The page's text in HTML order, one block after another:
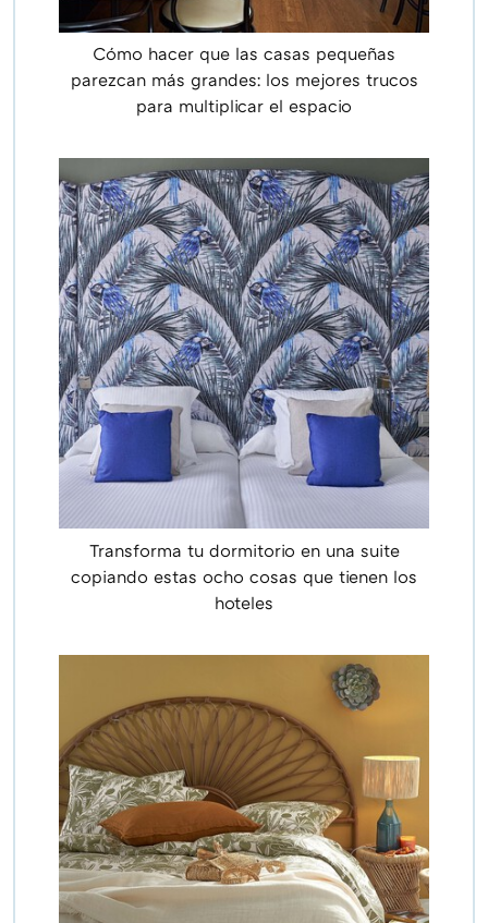
Cómo hacer que las casas pequeñas
parezcan más grandes: los mejores trucos
para multiplicar el espacio
Transforma tu dormitorio en una suite
copiando estas ocho cosas que tienen los
hoteles